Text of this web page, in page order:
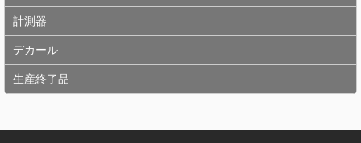
計測器
デカール
生産終了品